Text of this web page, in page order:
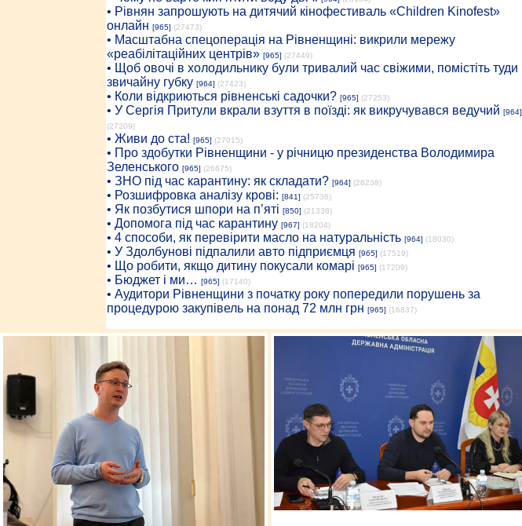
• Рівнян запрошують на дитячий кінофестиваль «Children Kinofest»
онлайн [965] (27473)
• Масштабна спецоперація на Рівненщині: викрили мережу
«реабілітаційних центрів» [965] (27449)
• Щоб овочі в холодильнику були тривалий час свіжими, помістіть туди
звичайну губку [964] (27423)
• Коли відкриються рівненські садочки? [965] (27253)
• У Сергія Притули вкрали взуття в поїзді: як викручувався ведучий [964]
(27209)
• Живи до ста! [965] (27015)
• Про здобутки Рівненщини - у річницю президенства Володимира
Зеленського [965] (26675)
• ЗНО під час карантину: як складати? [964] (26238)
• Розшифровка аналізу крові: [841] (25736)
• Як позбутися шпори на п’яті [850] (21338)
• Допомога під час карантину [967] (18204)
• 4 способи, як перевірити масло на натуральність [964] (18030)
• У Здолбунові підпалили авто підприємця [965] (17519)
• Що робити, якщо дитину покусали комарі [965] (17209)
• Бюджет і ми… [965] (17140)
• Аудитори Рівненщини з початку року попередили порушень за
процедурою закупівель на понад 72 млн грн [965] (16837)